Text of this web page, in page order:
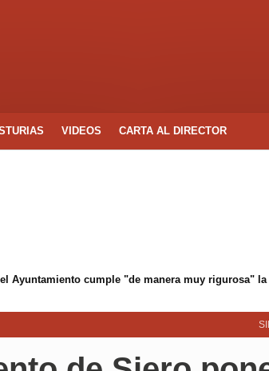
VIDEOS CARTA AL DIRECTOR
Ayuntamiento cumple "de manera muy rigurosa"